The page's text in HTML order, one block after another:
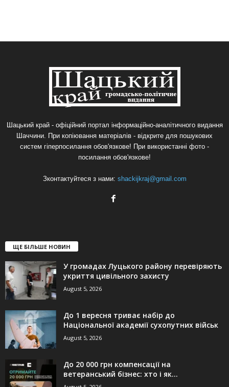
Шацький край - офіційний портал інформаційно-аналітичного видання
Шаччини. При копіювання матеріалів - відкрите для пошукових
систем гіперпосилання обов'язкове! При використанні фото -
посилання обов'язкове!
Зконтактуйтеся з нами: shackijkraj@gmail.com
ЩЕ БІЛЬШЕ НОВИН
У громадах Луцького району перевіряють
укриття цивільного захисту
August 5, 2026
До 1 вересня триває набір до
Національної академії сухопутних військ
August 5, 2026
До 20 000 грн компенсації на
ветеранський бізнес: хто і як...